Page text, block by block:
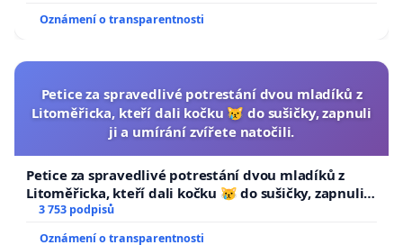
Oznámení o transparentnosti
Petice za spravedlivé potrestání dvou mladíků z
Litoměřicka, kteří dali kočku 😿 do sušičky, zapnuli
ji a umírání zvířete natočili.
Petice za spravedlivé potrestání dvou mladíků z
Litoměřicka, kteří dali kočku 😿 do sušičky, zapnuli ji
a umírání zvířete natočili.
3 753 podpisů
Oznámení o transparentnosti